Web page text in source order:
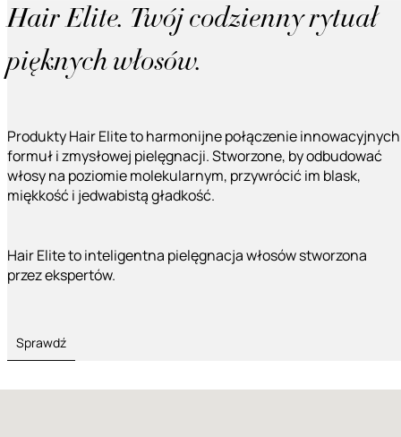
Hair Elite. Twój codzienny rytuał
pięknych włosów.
Produkty Hair Elite to harmonijne połączenie innowacyjnych
formuł i zmysłowej pielęgnacji. Stworzone, by odbudować
włosy na poziomie molekularnym, przywrócić im blask,
miękkość i jedwabistą gładkość.
Hair Elite to inteligentna pielęgnacja włosów stworzona
przez ekspertów.
Sprawdź